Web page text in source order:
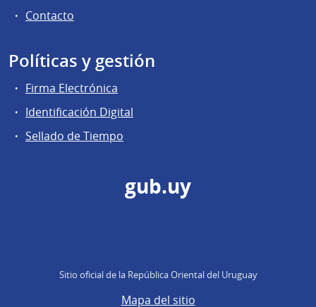
Contacto
Políticas y gestión
Firma Electrónica
Identificación Digital
Sellado de Tiempo
gub.uy
Sitio oficial de la República Oriental del Uruguay
Mapa del sitio